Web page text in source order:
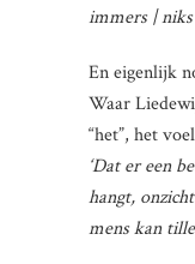
immers | niks
En eigenlijk
Waar
“het”, het
‘Dat er een
hangt,
mens kan